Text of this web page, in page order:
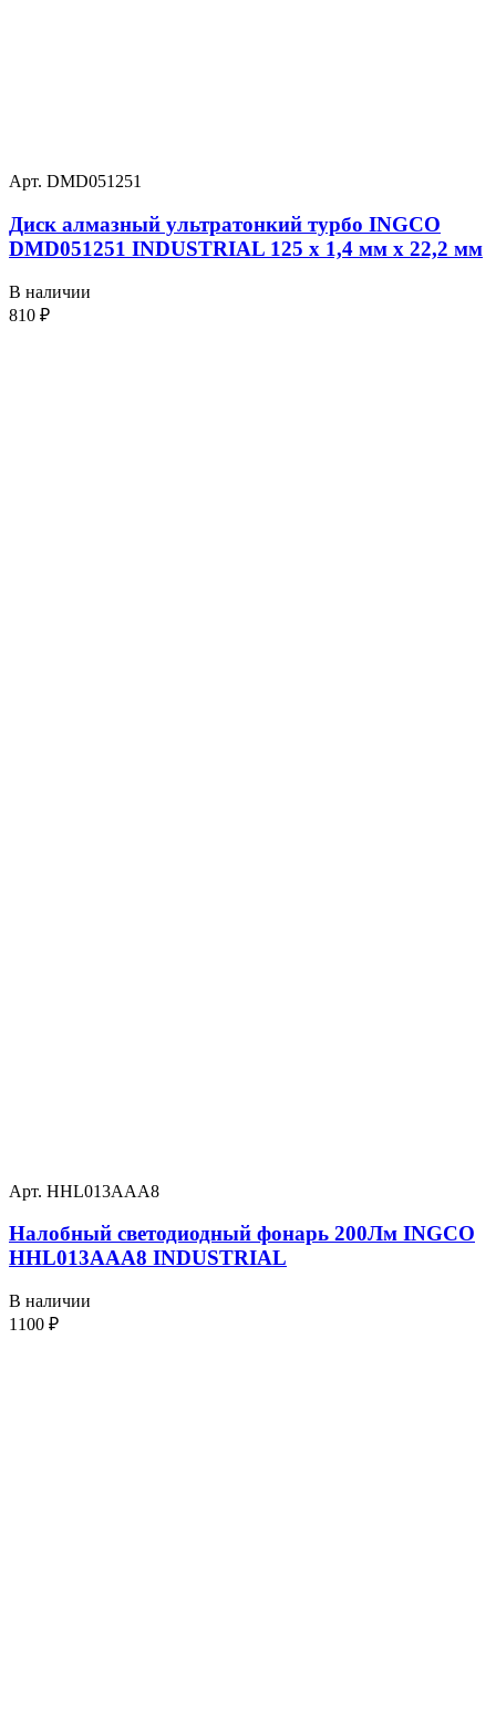
Арт. DMD051251
Диск алмазный ультратонкий турбо INGCO
DMD051251 INDUSTRIAL 125 х 1,4 мм x 22,2 мм
В наличии
810 ₽
Арт. HHL013AAA8
Налобный светодиодный фонарь 200Лм INGCO
HHL013AAA8 INDUSTRIAL
В наличии
1100 ₽